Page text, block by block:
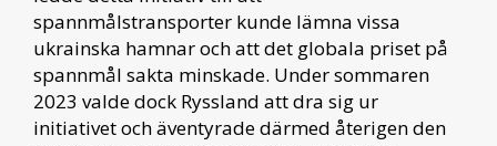
spannmålstransporter kunde lämna vissa
ukrainska hamnar och att det globala priset på
spannmål sakta minskade. Under sommaren
2023 valde dock Ryssland att dra sig ur
initiativet och äventyrade därmed återigen den